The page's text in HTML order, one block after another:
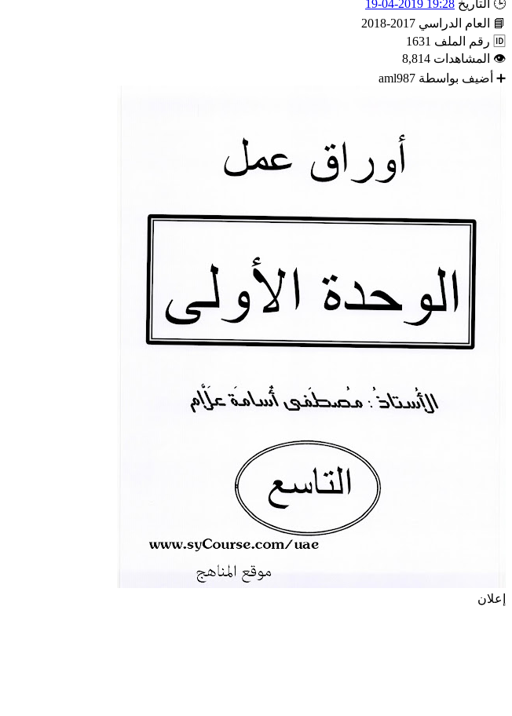
🕒 التاريخ 19:28 2019-04-19
📘
العام الدراسي 2017-2018
🆔 رقم الملف 1631
👁 المشاهدات 8,814
➕ أضيف بواسطة aml987
إعلان